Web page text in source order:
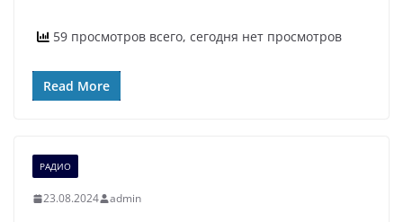
59 просмотров всего, сегодня нет просмотров
Read More
РАДИО
23.08.2024 admin